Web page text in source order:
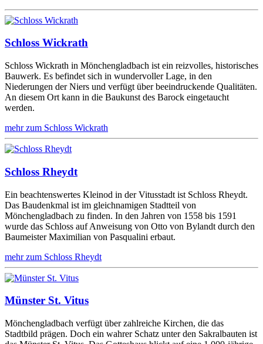
Schloss Wickrath
Schloss Wickrath in Mönchengladbach ist ein reizvolles, historisches
Bauwerk. Es befindet sich in wundervoller Lage, in den
Niederungen der Niers und verfügt über beeindruckende Qualitäten.
An diesem Ort kann in die Baukunst des Barock eingetaucht
werden.
mehr zum Schloss Wickrath
Schloss Rheydt
Ein beachtenswertes Kleinod in der Vitusstadt ist Schloss Rheydt.
Das Baudenkmal ist im gleichnamigen Stadtteil von
Mönchengladbach zu finden. In den Jahren von 1558 bis 1591
wurde das Schloss auf Anweisung von Otto von Bylandt durch den
Baumeister Maximilian von Pasqualini erbaut.
mehr zum Schloss Rheydt
Münster St. Vitus
Mönchengladbach verfügt über zahlreiche Kirchen, die das
Stadtbild prägen. Doch ein wahrer Schatz unter den Sakralbauten ist